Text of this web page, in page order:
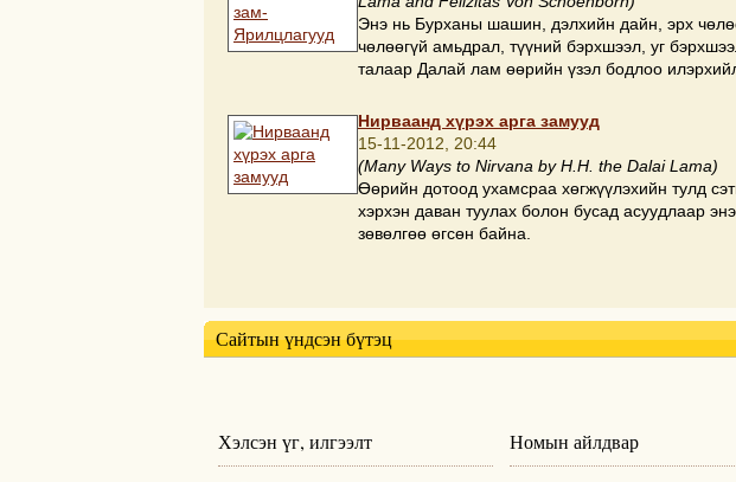
Энэ нь Бурханы шашин, дэлхийн дайн, эрх
чөлөөгүй амьдрал, түүний бэрхшээл, уг
талаар Далай лам өөрийн үзэл бодлоо
Нирваанд хүрэх арга замууд
15-11-2012, 20:44
(Many Ways to Nirvana by H.H. the Dalai Lama)
Өөрийн дотоод ухамсраа хөгжүүлэхийн тулд
хэрхэн даван туулах болон бусад асуудлаар
зөвөлгөө өгсөн байна.
Сайтын үндсэн бүтэц
Хэлсэн үг, илгээлт Номын айлдвар